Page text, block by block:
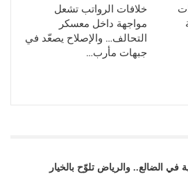
والجزر اليمنية..
التي تجري اليوم في
محافظتي ابين وعدن قال
هو صراع بين تيارين من
للرياض والاخر لأبوظبي
انتهت معه الصراعات
في حينها …
خلافات الرواتب تشعل
مواجهة داخل معسكر
التحالف… والإصلاح يصعّد في
جبهات مأرب…
في الضالع.. والرياض تلوّح بالخيار